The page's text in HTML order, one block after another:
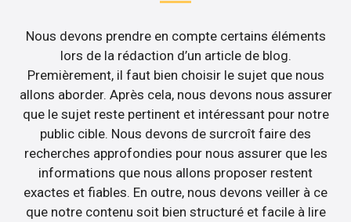
Nous devons prendre en compte certains éléments
lors de la rédaction d’un article de blog.
Premièrement, il faut bien choisir le sujet que nous
allons aborder. Après cela, nous devons nous assurer
que le sujet reste pertinent et intéressant pour notre
public cible. Nous devons de surcroît faire des
recherches approfondies pour nous assurer que les
informations que nous allons proposer restent
exactes et fiables. En outre, nous devons veiller à ce
que notre contenu soit bien structuré et facile à lire